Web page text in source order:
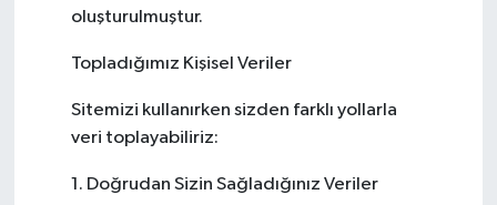
oluşturulmuştur.
Topladığımız Kişisel Veriler
Sitemizi kullanırken sizden farklı yollarla
veri toplayabiliriz:
1. Doğrudan Sizin Sağladığınız Veriler